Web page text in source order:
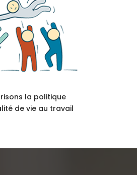
la politique
de vie au travail